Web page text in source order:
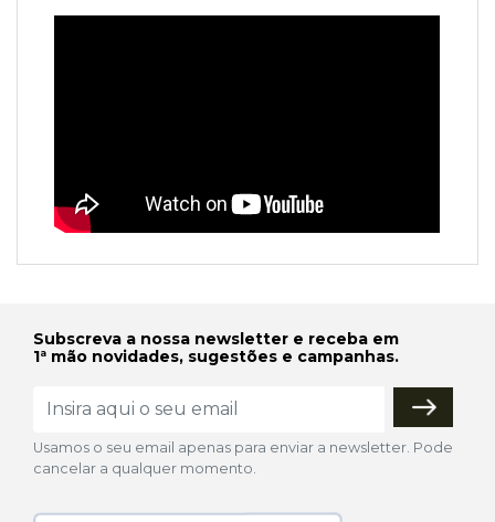
Subscreva a nossa newsletter e receba em
1ª mão novidades, sugestões e campanhas.
Usamos o seu email apenas para enviar a newsletter. Pode
cancelar a qualquer momento.